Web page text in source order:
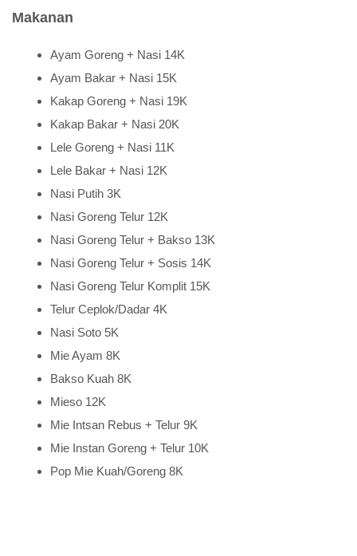
Makanan
Ayam Goreng + Nasi 14K
Ayam Bakar + Nasi 15K
Kakap Goreng + Nasi 19K
Kakap Bakar + Nasi 20K
Lele Goreng + Nasi 11K
Lele Bakar + Nasi 12K
Nasi Putih 3K
Nasi Goreng Telur 12K
Nasi Goreng Telur + Bakso 13K
Nasi Goreng Telur + Sosis 14K
Nasi Goreng Telur Komplit 15K
Telur Ceplok/Dadar 4K
Nasi Soto 5K
Mie Ayam 8K
Bakso Kuah 8K
Mieso 12K
Mie Intsan Rebus + Telur 9K
Mie Instan Goreng + Telur 10K
Pop Mie Kuah/Goreng 8K